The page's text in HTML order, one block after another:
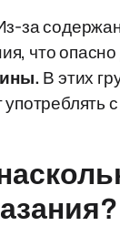
за
что опасно
В этих